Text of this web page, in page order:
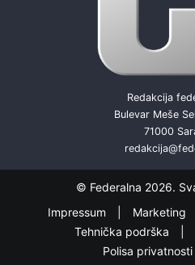
Redakcija
Bulevar Meše
71000
© Federalna 2026.
Impressum
Marketing
Tehnička podrška
Polisa privatnosti